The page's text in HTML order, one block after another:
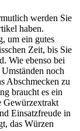
werden Sie
haben.
um ein gutes
Zeit, bis Sie
Wie ebenso bei
noch
Abschmecken zu
braucht es ein
Gewürzextrakt
Einsatzfreude in
das Würzen